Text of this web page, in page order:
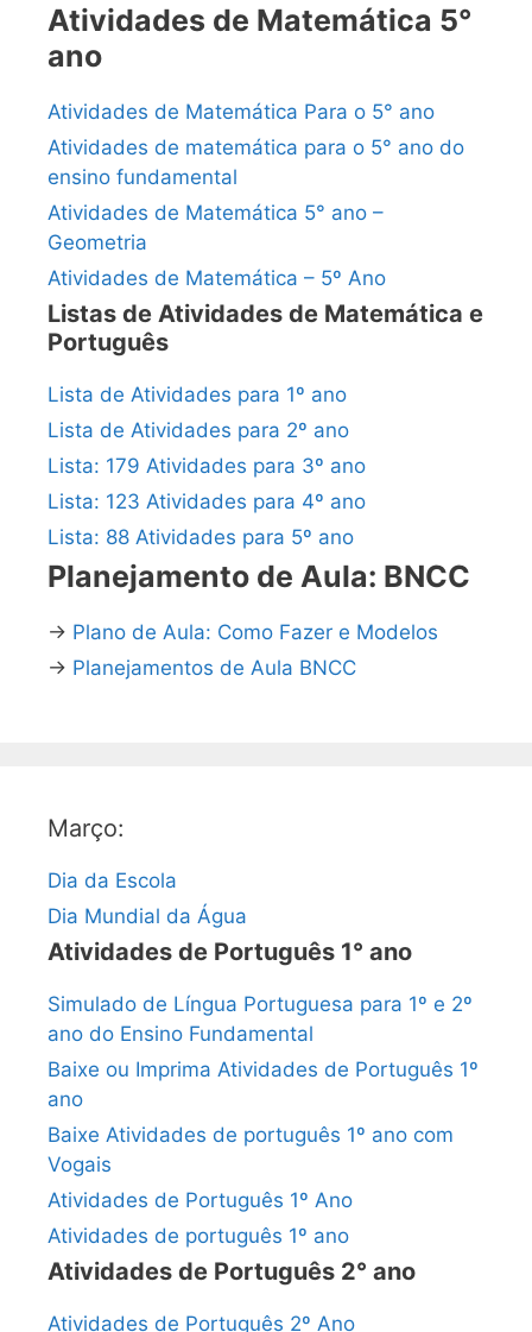
Atividades de Matemática 5°
ano
Atividades de Matemática Para o 5° ano
Atividades de matemática para o 5° ano do
ensino fundamental
Atividades de Matemática 5° ano –
Geometria
Atividades de Matemática – 5º Ano
Listas de Atividades de Matemática e
Português
Lista de Atividades para 1º ano
Lista de Atividades para 2º ano
Lista: 179 Atividades para 3º ano
Lista: 123 Atividades para 4º ano
Lista: 88 Atividades para 5º ano
Planejamento de Aula: BNCC
→ Plano de Aula: Como Fazer e Modelos
→ Planejamentos de Aula BNCC
Março:
Dia da Escola
Dia Mundial da Água
Atividades de Português 1° ano
Simulado de Língua Portuguesa para 1º e 2º
ano do Ensino Fundamental
Baixe ou Imprima Atividades de Português 1º
ano
Baixe Atividades de português 1º ano com
Vogais
Atividades de Português 1º Ano
Atividades de português 1º ano
Atividades de Português 2° ano
Atividades de Português 2º Ano